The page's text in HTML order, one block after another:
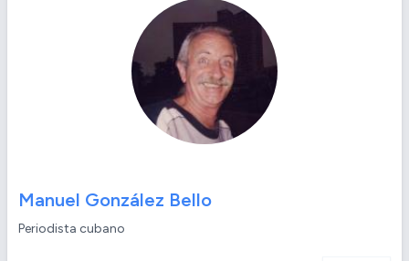
Manuel González Bello
Periodista cubano